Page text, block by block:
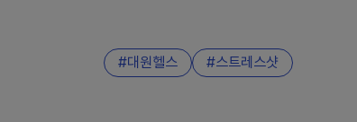
대원헬스 스트레스샷